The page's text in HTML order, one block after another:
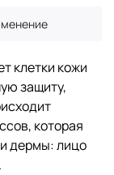
клетки кожи
защиту,
которая
дермы: лицо